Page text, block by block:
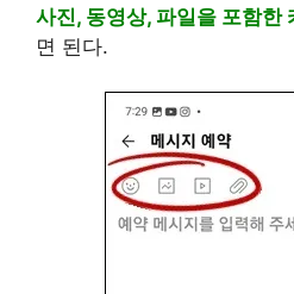
사진, 동영상, 파일을 포함한
면 된다.